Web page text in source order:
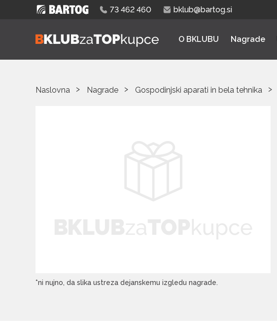
73 462 460 bklub@bartog.si
O BKLUBU Nagrade
Naslovna Nagrade Gospodinjski aparati in bela tehnika
*ni nujno, da slika ustreza dejanskemu izgledu nagrade.